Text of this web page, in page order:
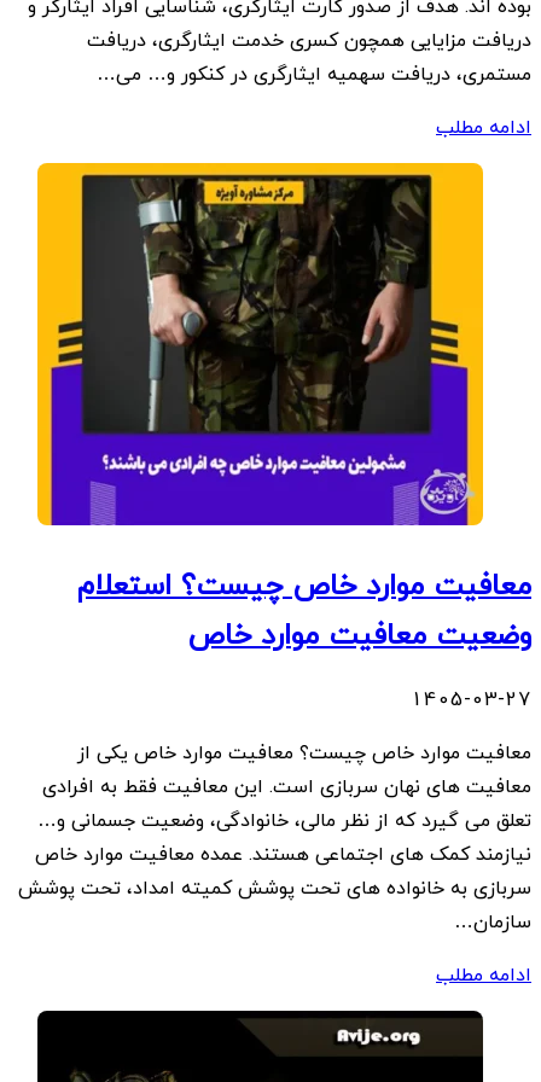
دریافت مزایایی همچون کسری خدمت ایثارگری، دریافت
مستمری، دریافت سهمیه ایثارگری در کنکور و… می…
ادامه مطلب
معافیت موارد خاص چیست؟ استعلام
وضعیت معافیت موارد خاص
1405-03-27
معافیت موارد خاص چیست؟ معافیت موارد خاص یکی از
معافیت های نهان سربازی است. این معافیت فقط به افرادی
تعلق می گیرد که از نظر مالی، خانوادگی، وضعیت جسمانی و…
نیازمند کمک های اجتماعی هستند. عمده معافیت موارد خاص
سربازی به خانواده های تحت پوشش کمیته امداد، تحت پوشش
سازمان…
ادامه مطلب